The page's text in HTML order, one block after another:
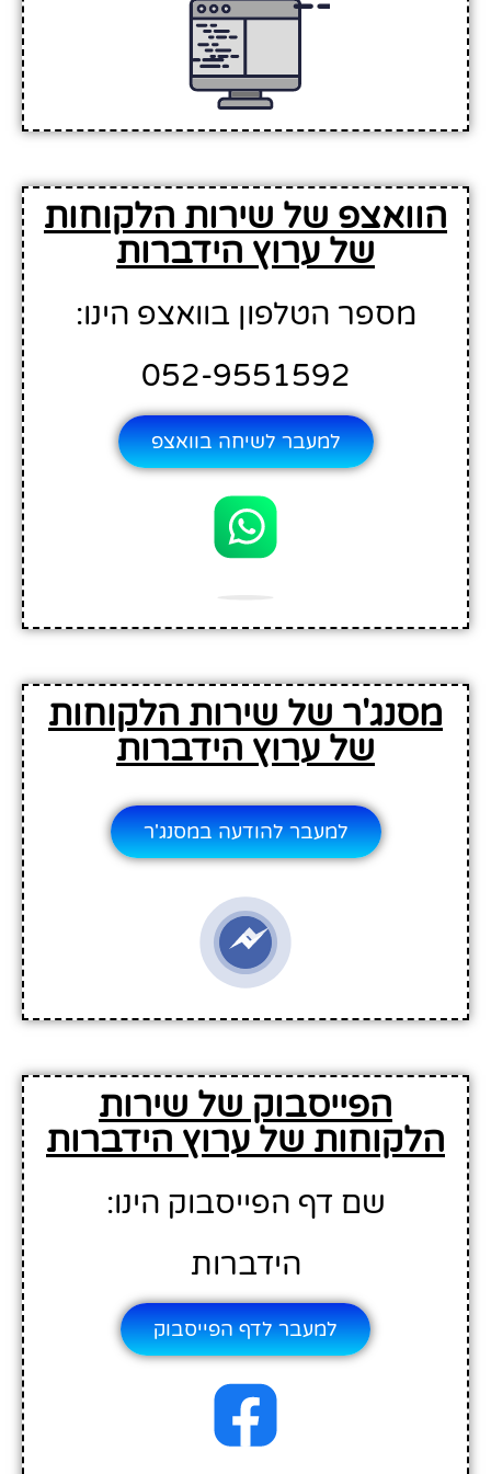
הוואצפ של שירות הלקוחות
של ערוץ הידברות
מספר הטלפון בוואצפ הינו:
052-9551592
למעבר לשיחה בוואצפ
מסנג'ר של שירות הלקוחות
של ערוץ הידברות
למעבר להודעה במסנג'ר
הפייסבוק של שירות
הלקוחות של ערוץ הידברות
שם דף הפייסבוק הינו:
הידברות
למעבר לדף הפייסבוק